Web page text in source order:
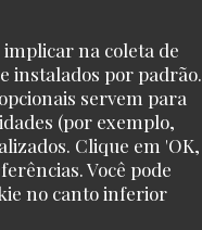
na coleta de
instalados por padrão.
servem para
(por exemplo,
Clique em 'OK,
Você pode
no canto inferior
: /5
de La